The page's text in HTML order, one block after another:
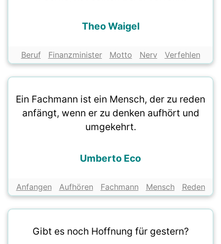
Theo Waigel
Beruf Finanzminister Motto Nerv Verfehlen
Ein Fachmann ist ein Mensch, der zu reden
anfängt, wenn er zu denken aufhört und
umgekehrt.
Umberto Eco
Anfangen Aufhören Fachmann Mensch Reden
Gibt es noch Hoffnung für gestern?